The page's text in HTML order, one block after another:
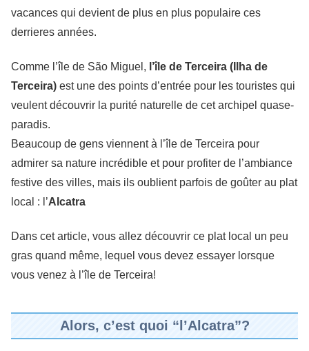
vacances qui devient de plus en plus populaire ces
derrieres années.
Comme l’île de São Miguel, l’île de Terceira (Ilha de
Terceira) est une des points d’entrée pour les touristes qui
veulent découvrir la purité naturelle de cet archipel quase-
paradis.
Beaucoup de gens viennent à l’île de Terceira pour
admirer sa nature incrédible et pour profiter de l’ambiance
festive des villes, mais ils oublient parfois de goûter au plat
local : l’Alcatra
Dans cet article, vous allez découvrir ce plat local un peu
gras quand même, lequel vous devez essayer lorsque
vous venez à l’île de Terceira!
Alors, c’est quoi “l’Alcatra”?